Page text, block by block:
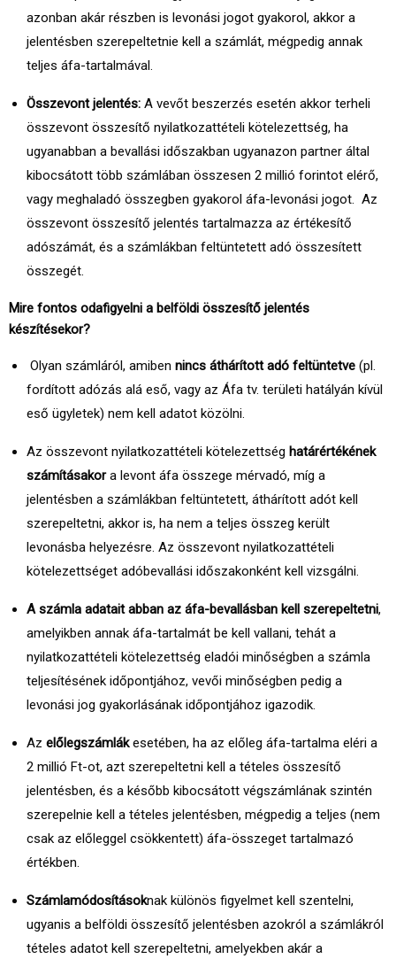
azonban akár részben is levonási jogot gyakorol, akkor a
jelentésben szerepeltetnie kell a számlát, mégpedig annak
teljes áfa-tartalmával.
Összevont jelentés: A vevőt beszerzés esetén akkor terheli
összevont összesítő nyilatkozattételi kötelezettség, ha
ugyanabban a bevallási időszakban ugyanazon partner által
kibocsátott több számlában összesen 2 millió forintot elérő,
vagy meghaladó összegben gyakorol áfa-levonási jogot. Az
összevont összesítő jelentés tartalmazza az értékesítő
adószámát, és a számlákban feltüntetett adó összesített
összegét.
Mire fontos odafigyelni a belföldi összesítő jelentés
készítésekor?
Olyan számláról, amiben nincs áthárított adó feltüntetve (pl.
fordított adózás alá eső, vagy az Áfa tv. területi hatályán kívül
eső ügyletek) nem kell adatot közölni.
Az összevont nyilatkozattételi kötelezettség határértékének
számításakora levont áfa összege mérvadó, míg a
jelentésben a számlákban feltüntetett, áthárított adót kell
szerepeltetni, akkor is, ha nem a teljes összeg került
levonásba helyezésre. Az összevont nyilatkozattételi
kötelezettséget adóbevallási időszakonként kell vizsgálni.
A számla adatait abban az áfa-bevallásban kell szerepeltetni,
amelyikben annak áfa-tartalmát be kell vallani, tehát a
nyilatkozattételi kötelezettség eladói minőségben a számla
teljesítésének időpontjához, vevői minőségben pedig a
levonási jog gyakorlásának időpontjához igazodik.
Az előlegszámlákesetében, ha az előleg áfa-tartalma eléri a
2 millió Ft-ot, azt szerepeltetni kell a tételes összesítő
jelentésben, és a később kibocsátott végszámlának szintén
szerepelnie kell a tételes jelentésben, mégpedig a teljes (nem
csak az előleggel csökkentett) áfa-összeget tartalmazó
értékben.
Számlamódosításoknak különös figyelmet kell szentelni,
ugyanis a belföldi összesítő jelentésben azokról a számlákról
tételes adatot kell szerepeltetni, amelyekben akár a